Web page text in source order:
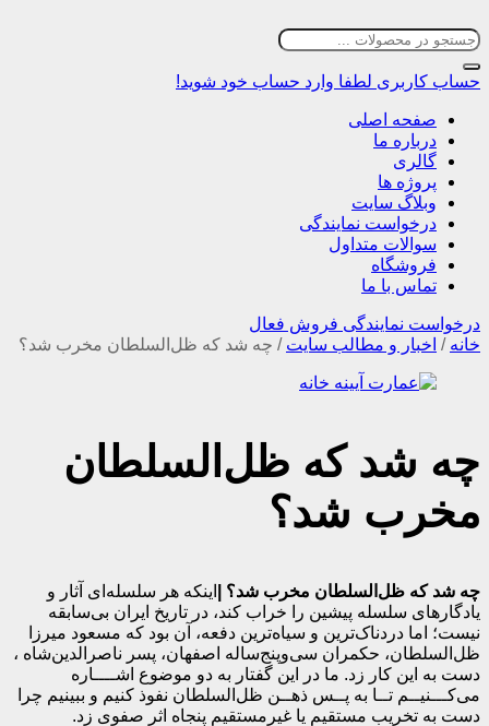
حساب کاربری لطفا وارد حساب خود شوید!
صفحه اصلی
درباره ما
گالری
پروژه ها
وبلاگ سایت
درخواست نمایندگی
سوالات متداول
فروشگاه
تماس با ما
درخواست نمایندگی فروش فعال
خانه / اخبار و مطالب سایت / چه شد که ظل‌السلطان مخرب شد؟
چه شد که ظل‌السلطان
مخرب شد؟
چه شد که ظل‌السلطان مخرب شد؟ |
اینکه هر سلسله‌ای آثار و
یادگارهای سلسله پیشین را خراب کند، در تاریخ ایران بی‌سابقه
نیست؛ اما دردناک‌ترین و سیاه‌ترین دفعه، آن بود که مسعود میرزا
ظل‌السلطان، حکمران سی‌وپنج‌ساله اصفهان، پسر ناصرالدین‌شاه ،
دست به این کار زد. ما در این گفتار به دو موضوع اشــــاره
می‌کـــنیــم تــا به پــس ذهــن ظل‌السلطان نفوذ کنیم و ببینیم چرا
دست به تخریب مستقیم یا غیرمستقیم پنجاه اثر صفوی زد.